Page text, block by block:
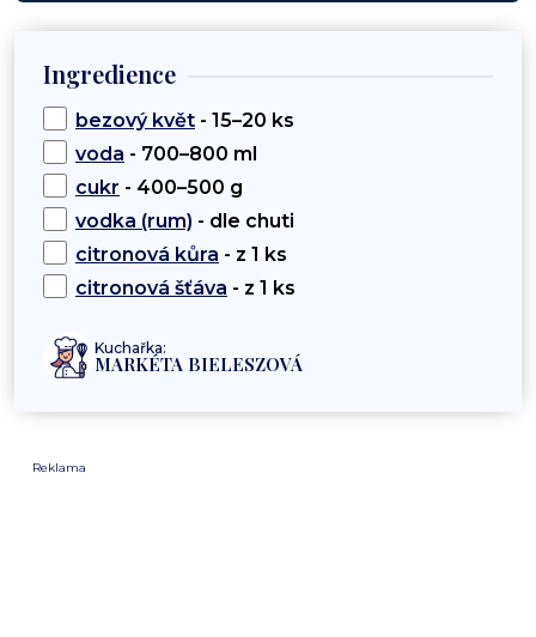
Ingredience
bezový květ - 15–20 ks
voda - 700–800 ml
cukr - 400–500 g
vodka (rum) - dle chuti
citronová kůra - z 1 ks
citronová šťáva - z 1 ks
Kuchařka:
MARKÉTA BIELESZOVÁ
Reklama